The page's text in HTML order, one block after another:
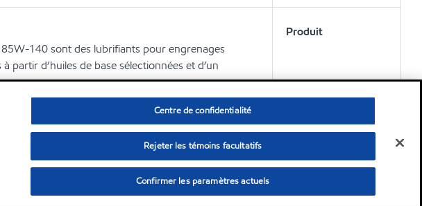
140 sont des lubrifiants pour engrenages
partir d’huiles de base sélectionnées et d’un
Produit
spécification.
Pour en savoir plus
Centre de confidentialité
Rejeter les témoins facultatifs
Confirmer les paramètres actuels